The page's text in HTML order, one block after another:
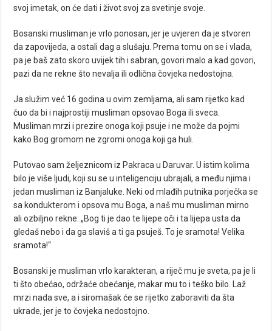
svoj imetak, on će dati i život svoj za svetinje svoje.
Bosanski musliman je vrlo ponosan, jer je uvjeren da je stvoren
da zapovijeda, a ostali dag a slušaju. Prema tomu on se i vlada,
pa je baš zato skoro uvijek tih i sabran, govori malo a kad govori,
pazi da ne rekne što nevalja ili odlična čovjeka nedostojna.
Ja služim već 16 godina u ovim zemljama, ali sam rijetko kad
čuo da bi i najprostiji musliman opsovao Boga ili sveca.
Musliman mrzi i prezire onoga koji psuje i ne može da pojmi
kako Bog gromom ne zgromi onoga koji ga huli.
Putovao sam željeznicom iz Pakraca u Daruvar. U istim kolima
bilo je više ljudi, koji su se u inteligenciju ubrajali, a među njima i
jedan musliman iz Banjaluke. Neki od mlađih putnika porječka se
sa kondukterom i opsova mu Boga, a naš mu musliman mirno
ali ozbiljno rekne: „Bog ti je dao te lijepe oči i ta lijepa usta da
gledaš nebo i da ga slaviš a ti ga psuješ. To je sramota! Velika
sramota!“
Bosanski je musliman vrlo karakteran, a riječ mu je sveta, pa je li
ti što obećao, održaće obećanje, makar mu to i teško bilo. Laž
mrzi nada sve, a i siromašak će se rijetko zaboraviti da šta
ukrade, jer je to čovjeka nedostojno.